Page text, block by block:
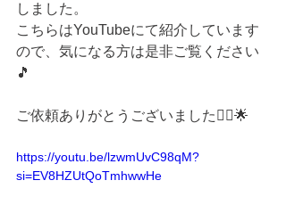
しました。
こちらはYouTubeにて紹介しています
ので、気になる方は是非ご覧ください
🎵
ご依頼ありがとうございました🙇‍♀️🌟
https://youtu.be/lzwmUvC98qM?
si=EV8HZUtQoTmhwwHe